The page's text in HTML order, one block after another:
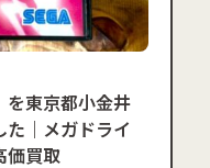
を東京都小金井
た｜メガドライ
価買取